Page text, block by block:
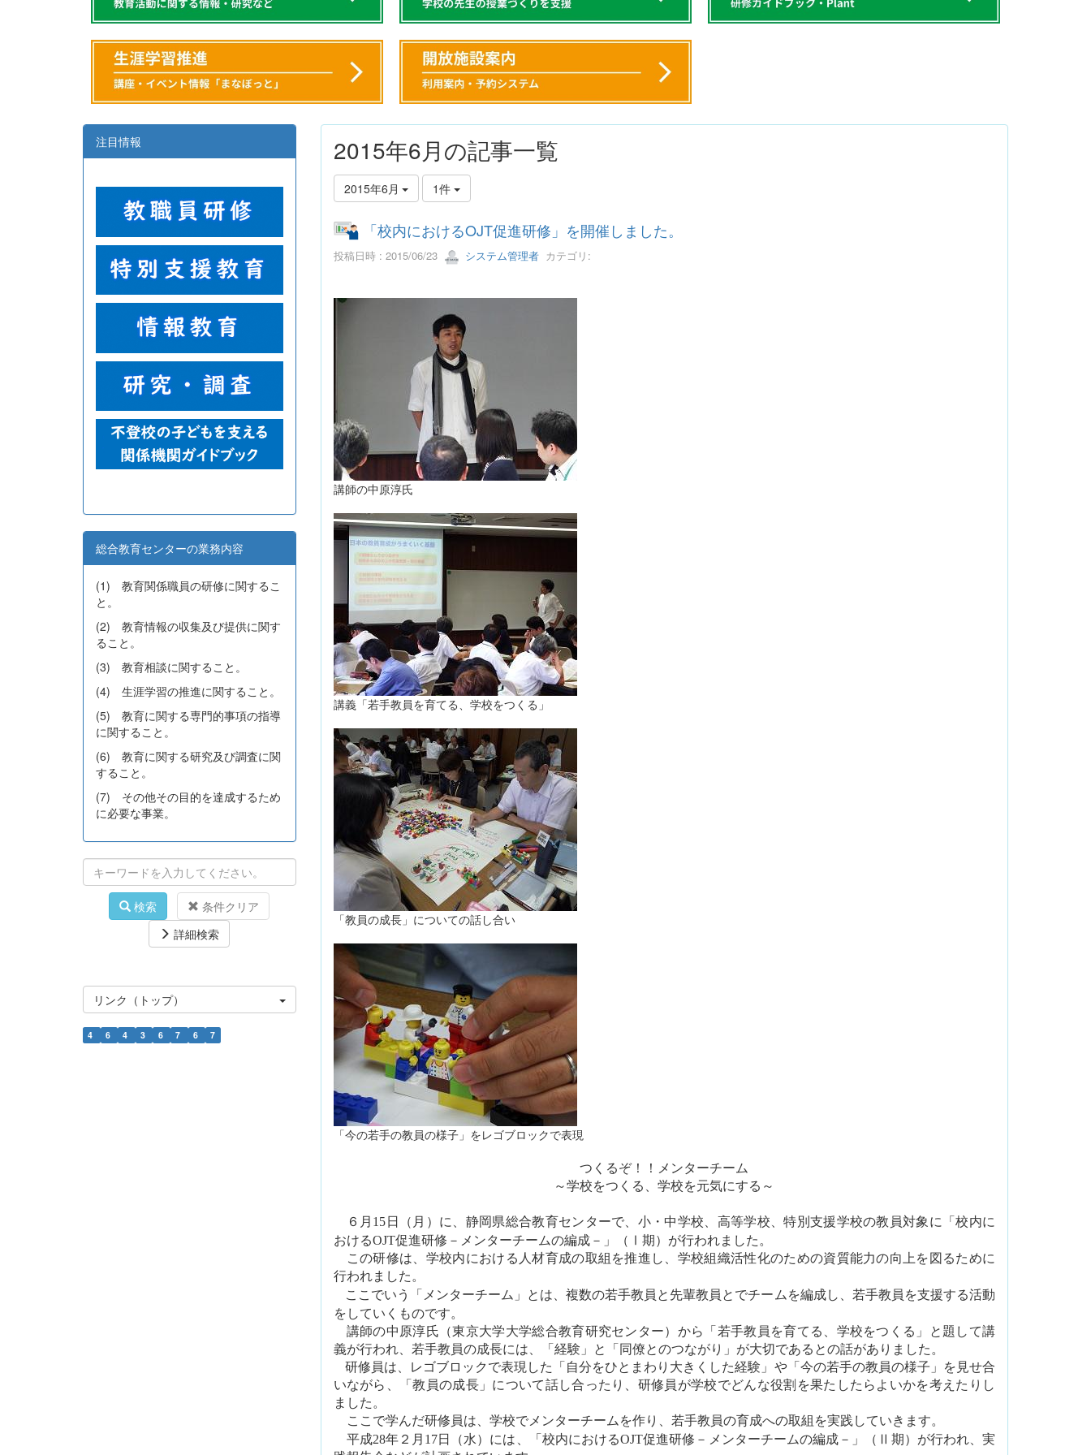
2015年6月の記事一覧
2015年6月 1件
「校内におけるOJT促進研修」を開催しました。
投稿日時 : 2015/06/23 システム管理者カテゴリ:
講師の中原淳氏
講義「若手教員を育てる、学校をつくる」
「教員の成長」についての話し合い
「今の若手の教員の様子」をレゴブロックで表現
つくるぞ！！メンターチーム
～学校をつくる、学校を元気にする～
６月 15 日（月）に、静岡県総合教育センターで、小・中学校、高等学校、特別支援学校の教員対象に「校内に
おけるOJT促進研修－メンターチームの編成－」（Ⅰ期）が行われました。
この研修は、学校内における人材育成の取組を推進し、学校組織活性化のための資質能力の向上を図るために
行われました。
ここでいう「 メンターチーム」とは、複数の若手教員と先輩教員とでチームを編成し、若手教員を支援する活動
をしていくものです。
講師の中原淳氏（東京大学大学総合教育研究センター）から「若手教員を育てる、学校をつくる」と題して講
義が行われ、若手教員の成長には、「経験」と「同僚とのつながり」が大切であるとの話がありました。
研修員は、レゴブロックで表現した「自分をひとまわり大きくした経験」や「今の若手の教員の様子」を見せ合
いながら、「教員の成長」について話し合ったり、研修員が学校でどんな役割を果たしたらよいかを考えたりし
ました。
ここで学んだ研修員は、学校でメンターチームを作り、若手教員の育成への取組を実践していきます。
平成28年２月 17日（水）には、「校内におけるOJT促進研修－メンターチームの編成－」（Ⅱ期）が行われ、実
注目情報
総合教育センターの業務内容
(1) 教育関係職員の研修に関するこ
と。
(2) 教育情報の収集及び提供に関す
ること。
(3) 教育相談に関すること。
(4) 生涯学習の推進に関すること。
(5) 教育に関する専門的事項の指導
に関すること。
(6) 教育に関する研究及び調査に関
すること。
(7) その他その目的を達成するため
に必要な事業。
検索
条件クリア
詳細検索
リンク（トップ）
4 6 4 3 6 7 6 7